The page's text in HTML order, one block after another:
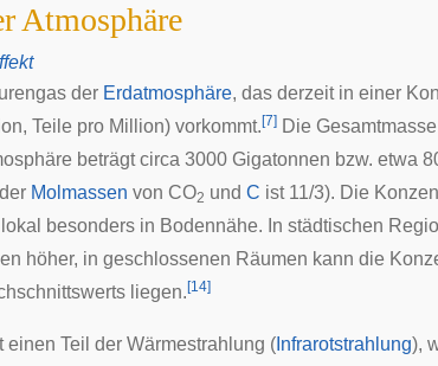
Atmosphäre
der Erdatmosphäre, das derzeit in einer
Teile pro Million) vorkommt. [7] Die
beträgt circa 3000 Gigatonnen bzw. etwa
Molmassen von CO2 und C ist 11/3). Die
besonders in Bodennähe. In städtischen
höher, in geschlossenen Räumen kann die
liegen. [14]
Teil der Wärmestrahlung ( Infrarotstrahlung),